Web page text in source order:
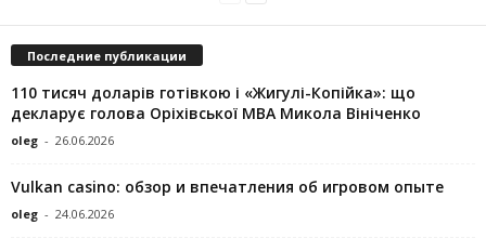
Последние публикации
110 тисяч доларів готівкою і «Жигулі-Копійка»: що
декларує голова Оріхівської МВА Микола Вініченко
oleg - 26.06.2026
Vulkan casino: обзор и впечатления об игровом опыте
oleg - 24.06.2026